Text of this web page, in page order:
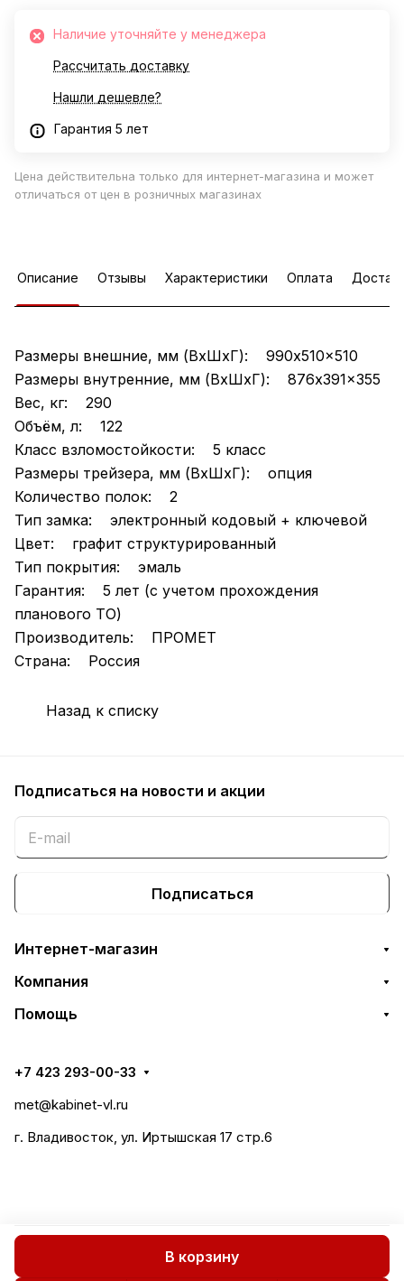
В корзину
Наличие уточняйте у менеджера
Рассчитать доставку
Нашли дешевле?
Гарантия 5 лет
Цена действительна только для интернет-магазина и может
отличаться от цен в розничных магазинах
Описание Отзывы Характеристики Оплата
Размеры внешние, мм (ВхШхГ): 990x510x510
Размеры внутренние, мм (ВхШхГ): 876x391x355
Вес, кг: 290
Объём, л: 122
Класс взломостойкости: 5 класс
Размеры трейзера, мм (ВхШхГ): опция
Количество полок: 2
Тип замка: электронный кодовый + ключевой
Цвет: графит структурированный
Тип покрытия: эмаль
Гарантия: 5 лет (с учетом прохождения
планового ТО)
Производитель: ПРОМЕТ
Страна: Россия
Назад к списку
Подписаться на новости и акции
Подписаться
Интернет-магазин
Компания
Помощь
+7 423 293-00-33
met@kabinet-vl.ru
г. Владивосток, ул. Иртышская 17 стр.6
Все права защищены 2018-2026 © СтилМет